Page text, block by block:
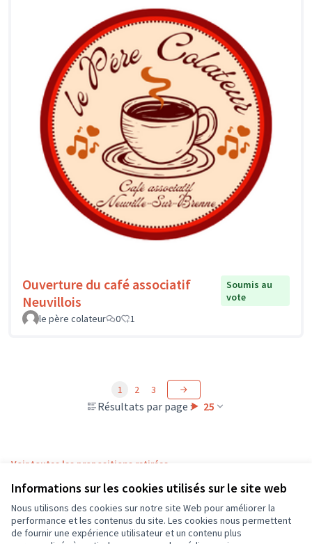
Informations sur les cookies utilisés sur le site web
Nous utilisons des cookies sur notre site Web pour améliorer la
performance et les contenus du site. Les cookies nous permettent
de fournir une expérience utilisateur et un contenu plus
Ouverture du café associatif
Neuvillois
Soumis au
vote
le père colateur
0 1
Résultats par page : 25
1 2 3
Voir toutes les propositions retirées
Conditions d'utilisation
Paramètres des cookies
CD37 sur XCD37 sur Facebook
CD37 sur Instagram
CD37 sur YouTube